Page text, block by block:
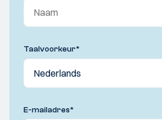
Taalvoorkeur*
E-mailadres*